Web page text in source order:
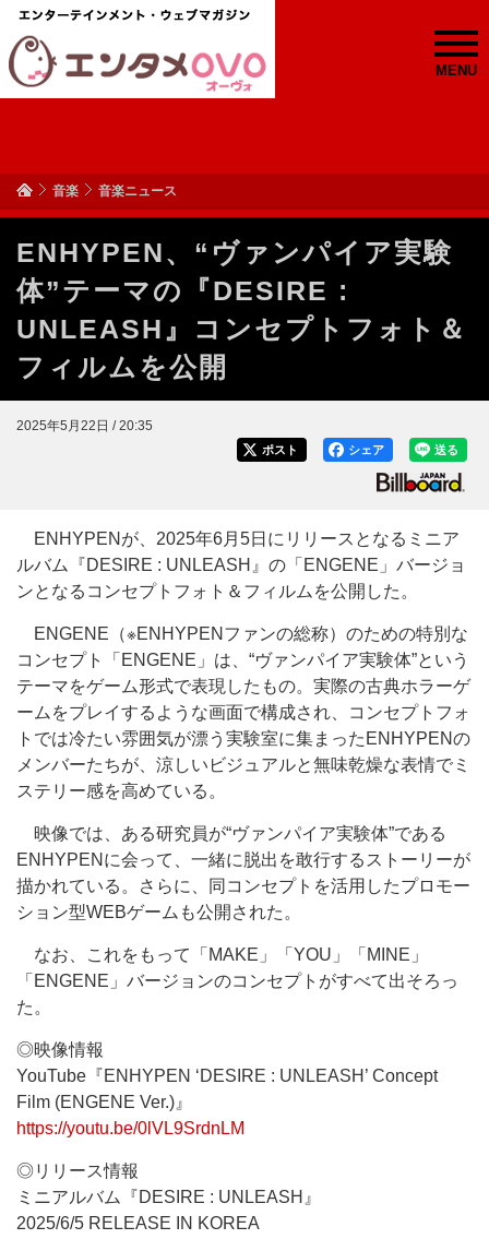
MENU
音楽 音楽ニュース
ENHYPEN、“ヴァンパイア実験
体”テーマの『DESIRE :
UNLEASH』コンセプトフォト＆
フィルムを公開
2025年5月22日 / 20:35
送る
シェア
ポスト
ENHYPENが、2025年6月5日にリリースとなるミニア
ルバム『DESIRE : UNLEASH』の「ENGENE」バージョ
ンとなるコンセプトフォト＆フィルムを公開した。
ENGENE（※ENHYPENファンの総称）のための特別な
コンセプト「ENGENE」は、“ヴァンパイア実験体”という
テーマをゲーム形式で表現したもの。実際の古典ホラーゲ
ームをプレイするような画面で構成され、コンセプトフォ
トでは冷たい雰囲気が漂う実験室に集まったENHYPENの
メンバーたちが、涼しいビジュアルと無味乾燥な表情でミ
ステリー感を高めている。
映像では、ある研究員が“ヴァンパイア実験体”である
ENHYPENに会って、一緒に脱出を敢行するストーリーが
描かれている。さらに、同コンセプトを活用したプロモー
ション型WEBゲームも公開された。
なお、これをもって「MAKE」「YOU」「MINE」
「ENGENE」バージョンのコンセプトがすべて出そろっ
た。
◎映像情報
YouTube『ENHYPEN ‘DESIRE : UNLEASH’ Concept
Film (ENGENE Ver.)』
https://youtu.be/0lVL9SrdnLM
◎リリース情報
ミニアルバム『DESIRE : UNLEASH』
2025/6/5 RELEASE IN KOREA